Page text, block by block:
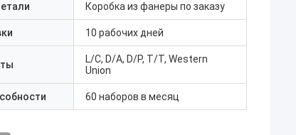
Коробка из фанеры по заказу
10 рабочих дней
L/C, D/A, D/P, T/T, Western
Union
60 наборов в месяц